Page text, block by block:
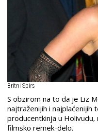
Britni Spirs
S obzirom na to da je Liz
najtraženijih i najplaćenijih
producentkinja u
filmsko remek-delo.